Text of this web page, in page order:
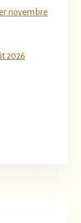
novembre
2026